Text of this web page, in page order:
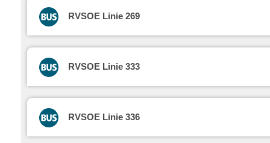
RVSOE Linie 269
RVSOE Linie 333
RVSOE Linie 336